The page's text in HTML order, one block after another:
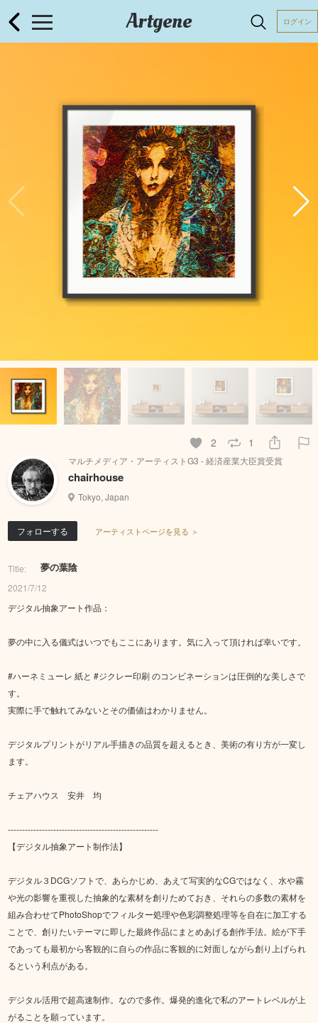
Artgene ログイン
2 1
マルチメディア・アーティストG3 - 経済産業大臣賞受賞
chairhouse
Tokyo, Japan
フォローする アーティストページを見る ＞
Title: 夢の葉陰
2021/7/12
デジタル抽象アート作品：
夢の中に入る儀式はいつでもここにあります。気に入って頂ければ幸いです。
#ハーネミューレ 紙と #ジクレー印刷 のコンビネーションは圧倒的な美しさで
す。
実際に手で触れてみないとその価値はわかりません。
デジタルプリントがリアル手描きの品質を超えるとき、美術の有り方が一変し
ます。
チェアハウス 安井 均
-----------------------------------------------------
【デジタル抽象アート制作法】
デジタル３DCGソフトで、あらかじめ、あえて写実的なCGではなく、水や霧
や光の影響を重視した抽象的な素材を創りためておき、それらの多数の素材を
組み合わせてPhotoShopでフィルター処理や色彩調整処理等を自在に加工する
ことで、創りたいテーマに即した最終作品にまとめあげる創作手法。絵が下手
であっても最初から客観的に自らの作品に客観的に対面しながら創り上げられ
るという利点がある。
デジタル活用で超高速制作。なので多作。爆発的進化で私のアートレベルが上
がることを願っています。